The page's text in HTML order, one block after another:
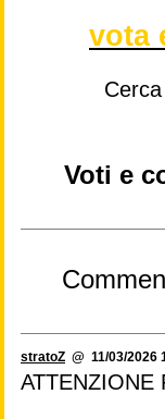
vota
Voti e
stratoZ @ 11/03/2026
ATTENZIONE